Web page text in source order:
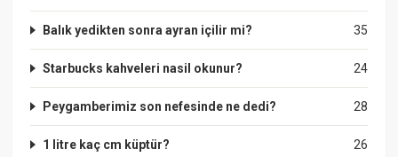
35
Balık yedikten sonra ayran içilir mi?
24
Starbucks kahveleri nasil okunur?
28
Peygamberimiz son nefesinde ne dedi?
26
1 litre kaç cm küptür?